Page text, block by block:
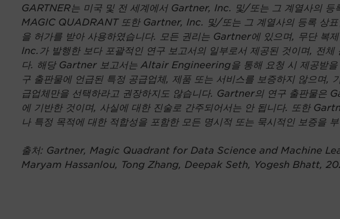
GARTNER는 미국 및 전 세계에서 Gartner, Inc. 및/또는 그 계열사의 등
MAGIC QUADRANT 또한 Gartner, Inc. 및/또는 그 계열사의 등록 상표
을 허가를 받아 사용하였습니다. 모든 권리는 Gartner에 있으며, 무단 복
Inc.가 발행한 보다 포괄적인 연구 보고서의 일부로서 제공된 것이며, 전체
다. 해당 Gartner 보고서는 Altair Engineering을 통해 요청 시 제공받
구 출판물에 언급된 특정 공급업체, 제품 또는 서비스를 보증하지 않으며,
급업체만을 선택하라고 권장하지도 않습니다. Gartner의 연구 출판물은
에 기반한 것이며, 사실에 대한 진술로 간주되어서는 안 됩니다. 또한
나 특정 목적에 대한 적합성을 포함한 모든 명시적 또는 묵시적인 보증을 부
출처: Gartner, Magic Quadrant for Data Science and Machine
Maryam Hassanlou, Tong Zhang, Deepak Seth, Yogesh Bhatt,